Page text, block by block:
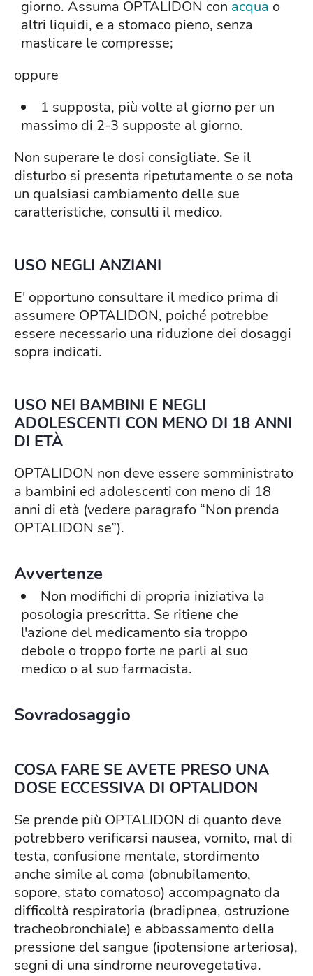
giorno. Assuma OPTALIDON con acqua o
altri liquidi, e a stomaco pieno, senza
masticare le compresse;
oppure
1 supposta, più volte al giorno per un
massimo di 2-3 supposte al giorno.
Non superare le dosi consigliate. Se il
disturbo si presenta ripetutamente o se nota
un qualsiasi cambiamento delle sue
caratteristiche, consulti il medico.
USO NEGLI ANZIANI
E' opportuno consultare il medico prima di
assumere OPTALIDON, poiché potrebbe
essere necessario una riduzione dei dosaggi
sopra indicati.
USO NEI BAMBINI E NEGLI
ADOLESCENTI CON MENO DI 18 ANNI
DI ETÀ
OPTALIDON non deve essere somministrato
a bambini ed adolescenti con meno di 18
anni di età (vedere paragrafo “Non prenda
OPTALIDON se”).
Avvertenze
Non modifichi di propria iniziativa la
posologia prescritta. Se ritiene che
l'azione del medicamento sia troppo
debole o troppo forte ne parli al suo
medico o al suo farmacista.
Sovradosaggio
COSA FARE SE AVETE PRESO UNA
DOSE ECCESSIVA DI OPTALIDON
Se prende più OPTALIDON di quanto deve
potrebbero verificarsi nausea, vomito, mal di
testa, confusione mentale, stordimento
anche simile al coma (obnubilamento,
sopore, stato comatoso) accompagnato da
difficoltà respiratoria (bradipnea, ostruzione
tracheobronchiale) e abbassamento della
pressione del sangue (ipotensione arteriosa),
segni di una sindrome neurovegetativa.